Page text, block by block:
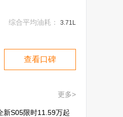
综合平均油耗： 3.71L
查看口碑
更多>
新S05限时11.59万起